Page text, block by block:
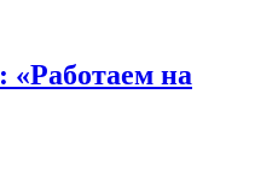
на